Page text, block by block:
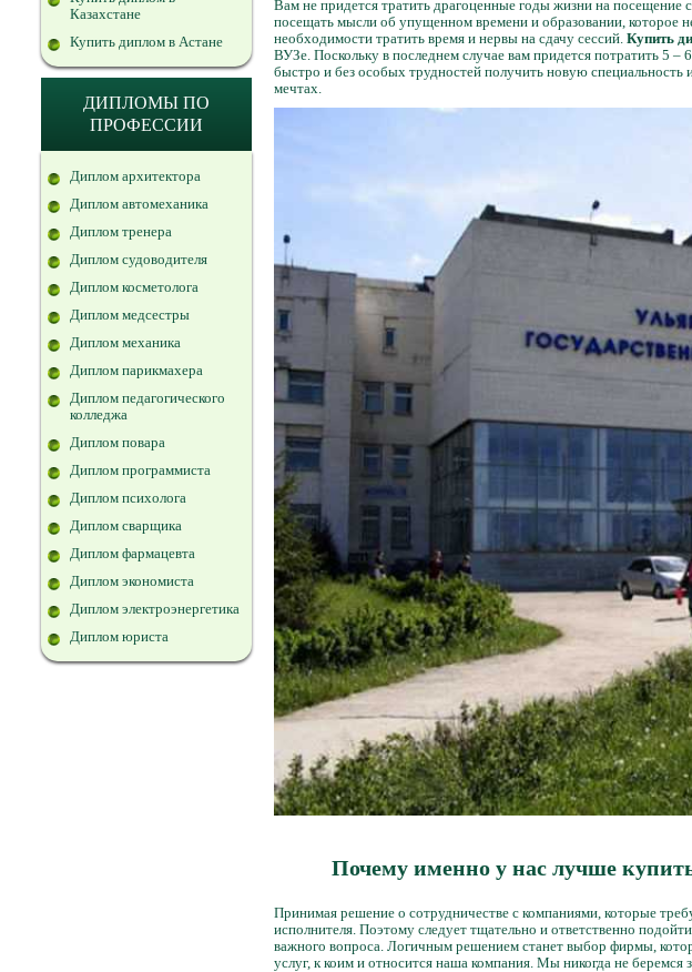
Казахстане
Купить диплом в Астане
ДИПЛОМЫ ПО
ПРОФЕССИИ
Диплом архитектора
Диплом автомеханика
Диплом тренера
Диплом судоводителя
Диплом косметолога
Диплом медсестры
Диплом механика
Диплом парикмахера
Диплом педагогического
колледжа
Диплом повара
Диплом программиста
Диплом психолога
Диплом сварщика
Диплом фармацевта
Диплом экономиста
Диплом электроэнергетика
Диплом юриста
Вам не придется тратить драгоценные годы жизни на
посещать мысли об упущенном времени и образовании, которое
необходимости тратить время и нервы на сдачу сессий. Купить
ВУЗе. Поскольку в последнем случае вам придется потратить 5
быстро и без особых трудностей получить новую
мечтах.
Почему именно у нас лучше
Принимая решение о сотрудничестве с компаниями, которые
исполнителя. Поэтому следует тщательно и ответственно
важного вопроса. Логичным решением станет выбор фирмы,
услуг, к коим и относится наша компания. Мы никогда не беремся